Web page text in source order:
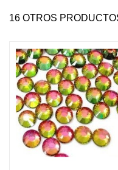
16 OTROS